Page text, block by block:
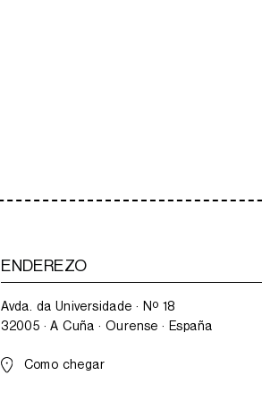
ENDEREZO
Avda. da Universidade · Nº 18
32005 · A Cuña · Ourense · España
Como chegar